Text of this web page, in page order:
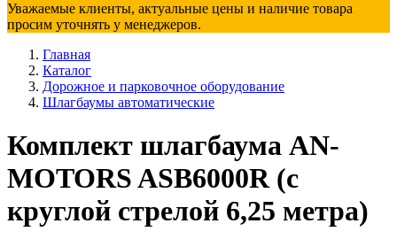
Уважаемые клиенты, актуальные цены и наличие товара
просим уточнять у менеджеров.
Главная
Каталог
Дорожное и парковочное оборудование
Шлагбаумы автоматические
Комплект шлагбаума AN-
MOTORS ASB6000R (с
круглой стрелой 6,25 метра)